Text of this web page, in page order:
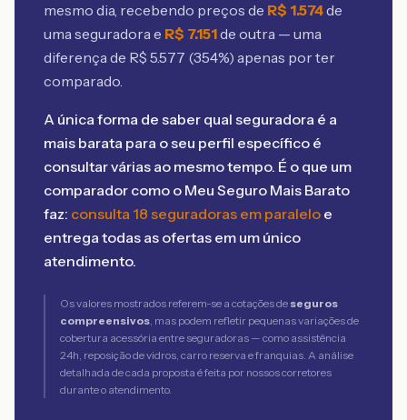
mesmo dia, recebendo preços de R$ 1.574de
uma seguradora e R$ 7.151de outra — uma
diferença de R$ 5.577 (354%) apenas por ter
comparado.
A única forma de saber qual seguradora é a
mais barata para o seu perfil específico é
consultar várias ao mesmo tempo. É o que um
comparador como o Meu Seguro Mais Barato
faz: consulta 18 seguradoras em paralelo e
entrega todas as ofertas em um único
atendimento.
Os valores mostrados referem-se a cotações de seguros
compreensivos, mas podem refletir pequenas variações de
cobertura acessória entre seguradoras — como assistência
24h, reposição de vidros, carro reserva e franquias. A análise
detalhada de cada proposta é feita por nossos corretores
durante o atendimento.